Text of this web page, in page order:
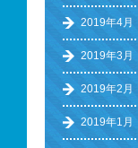
2019年4月
2019年3月
2019年2月
2019年1月